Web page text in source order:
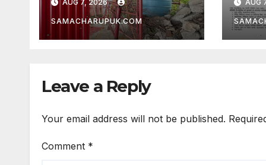
अवैध निर्माण सील
AUG 7, 2026
SAMACHARUPUK.COM
AUG
Leave a Reply
Your email address will not be published.
Comment *